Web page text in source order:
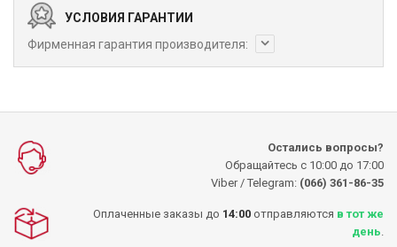
УСЛОВИЯ ГАРАНТИИ
Фирменная гарантия производителя:
Остались вопросы?
Обращайтесь с 10:00 до 17:00
Viber / Telegram: (066) 361-86-35
Оплаченные заказы до 14:00 отправляются в тот же
день